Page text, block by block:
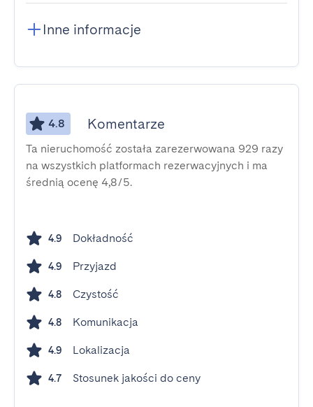
Inne informacje
4.8 Komentarze
Ta nieruchomość została zarezerwowana 929 razy
na wszystkich platformach rezerwacyjnych i ma
średnią ocenę 4,8/5.
4.9 Dokładność
4.9 Przyjazd
4.8 Czystość
4.8 Komunikacja
4.9 Lokalizacja
4.7 Stosunek jakości do ceny